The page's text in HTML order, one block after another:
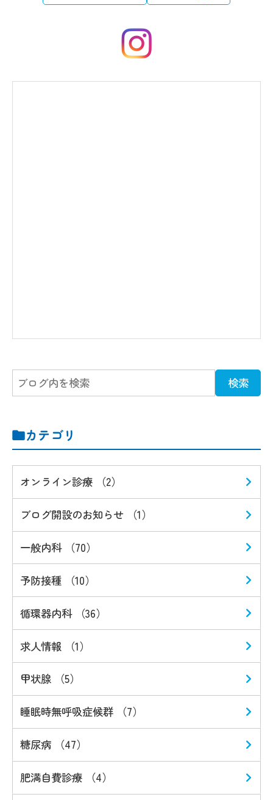
カテゴリ
オンライン診療 （2）
ブログ開設のお知らせ （1）
一般内科 （70）
予防接種 （10）
循環器内科 （36）
求人情報 （1）
甲状腺 （5）
睡眠時無呼吸症候群 （7）
糖尿病 （47）
肥満自費診療 （4）